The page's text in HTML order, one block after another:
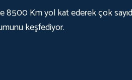
Km yol kat ederek çok
keşfediyor.